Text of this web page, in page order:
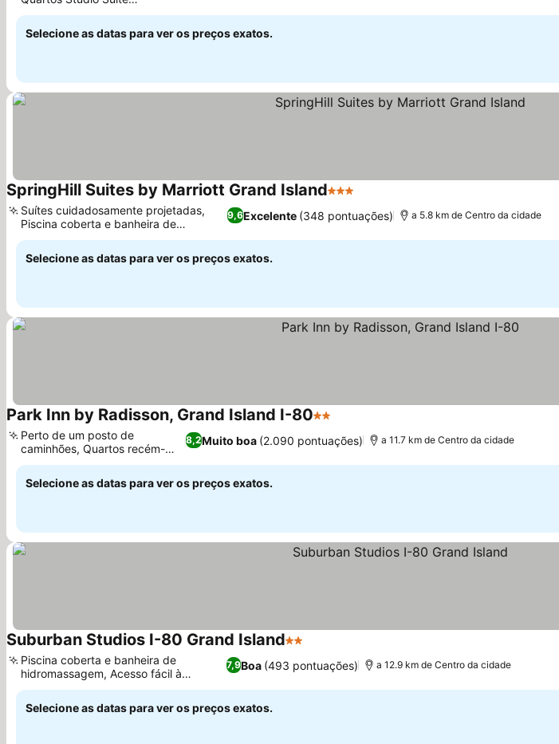
Whirlpool
Selecione as datas para ver os preços exatos.
SpringHill Suites by Marriott Grand Island3 Estrelas
9,6Excelente (348 pontuações)
Suítes cuidadosamente projetadas,
Piscina coberta e banheira de
hidromassagem
a 5.8 km de Centro da cidade
Selecione as datas para ver os preços exatos.
Park Inn by Radisson, Grand Island I-802 Estrelas
8,2Muito boa (2.090 pontuações)
Perto de um posto de
caminhões, Quartos recém-
reformados
a 11.7 km de Centro da cidade
Selecione as datas para ver os preços exatos.
Suburban Studios I-80 Grand Island2 Estrelas
7,9Boa (493 pontuações)
Piscina coberta e banheira de
hidromassagem, Acesso fácil à
Interstate 80
a 12.9 km de Centro da cidade
Selecione as datas para ver os preços exatos.